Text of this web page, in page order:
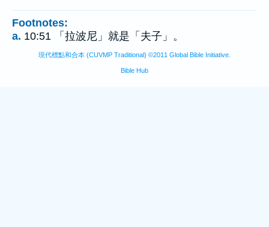
Footnotes:
a. 10:51 「拉波尼」就是「夫子」。
現代標點和合本 (CUVMP Traditional) ©2011 Global Bible Initiative.
Bible Hub